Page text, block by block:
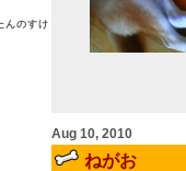
んのすけ
Aug 10, 2010
ねがお